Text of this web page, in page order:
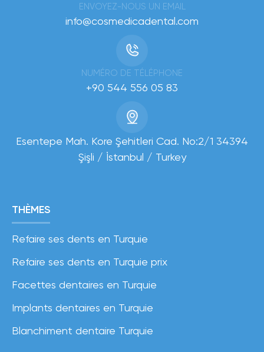
ENVOYEZ-NOUS UN EMAIL
info@cosmedicadental.com
NUMÉRO DE TÉLÉPHONE
+90 544 556 05 83
Esentepe Mah. Kore Şehitleri Cad. No:2/1 34394
Şişli / İstanbul / Turkey
THÈMES
Refaire ses dents en Turquie
Refaire ses dents en Turquie prix
Facettes dentaires en Turquie
Implants dentaires en Turquie
Blanchiment dentaire Turquie